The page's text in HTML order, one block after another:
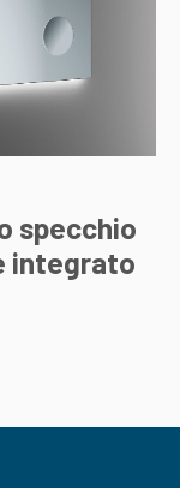
specchio
integrato